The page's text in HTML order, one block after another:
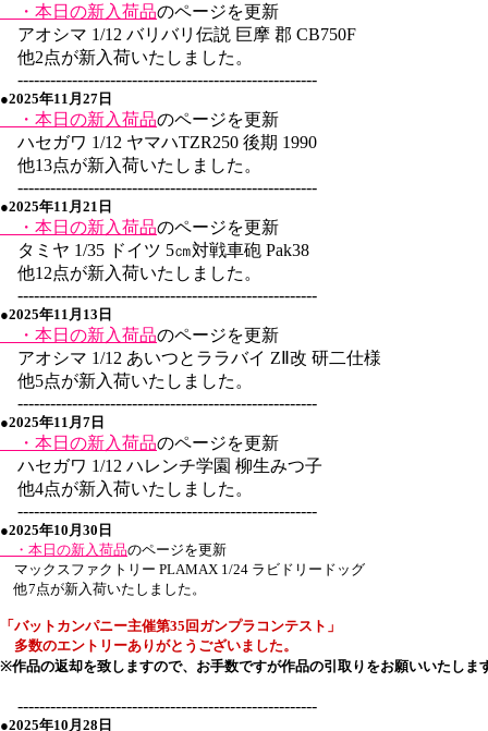
・本日の新入荷品のページを更新
アオシマ 1/12 バリバリ伝説 巨摩 郡 CB750F
他2点が新入荷いたしました。
-------------------------------------------------------
●2025年11月27日
・本日の新入荷品のページを更新
ハセガワ 1/12 ヤマハTZR250 後期 1990
他13点が新入荷いたしました。
-------------------------------------------------------
●2025年11月21日
・本日の新入荷品のページを更新
タミヤ 1/35 ドイツ 5㎝対戦車砲 Pak38
他12点が新入荷いたしました。
-------------------------------------------------------
●2025年11月13日
・本日の新入荷品のページを更新
アオシマ 1/12 あいつとララバイ ZⅡ改 研二仕様
他5点が新入荷いたしました。
-------------------------------------------------------
●2025年11月7日
・本日の新入荷品のページを更新
ハセガワ 1/12 ハレンチ学園 柳生みつ子
他4点が新入荷いたしました。
-------------------------------------------------------
●2025年10月30日
・本日の新入荷品のページを更新
マックスファクトリー PLAMAX 1/24 ラビドリードッグ
他7点が新入荷いたしました。
「バットカンパニー主催第35回 ガンプラコンテスト」
多数のエントリーありがとうございました。
※作品の返却を致しますので、お手数ですが作品の引取りをお願いいたしま
-------------------------------------------------------
●2025年10月28日